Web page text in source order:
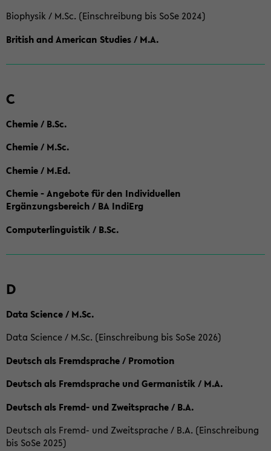
Biophysik / M.Sc. (Einschreibung bis SoSe 2024)
British and American Studies / M.A.
C
Chemie / B.Sc.
Chemie / M.Sc.
Chemie / M.Ed.
Chemie - Angebote für den Individuellen
Ergänzungsbereich / BA IndiErg
Computerlinguistik / B.Sc.
D
Data Science / M.Sc.
Data Science / M.Sc. (Einschreibung bis SoSe 2026)
Deutsch als Fremdsprache / Promotion
Deutsch als Fremdsprache und Germanistik / M.A.
Deutsch als Fremd- und Zweitsprache / B.A.
Deutsch als Fremd- und Zweitsprache / B.A. (Einschreibung
bis SoSe 2025)